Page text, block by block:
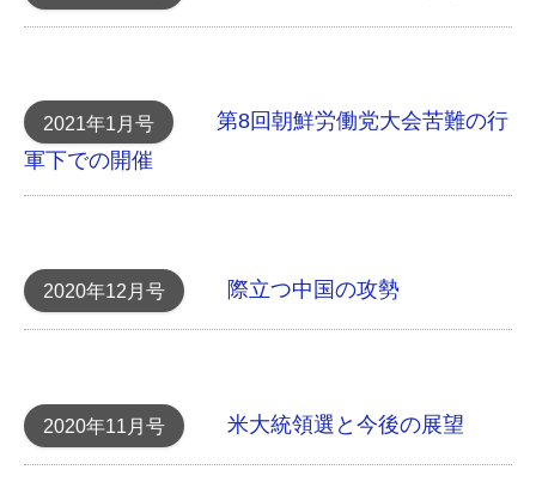
2021年1月号
第8回朝鮮労働党大会 苦難の行
軍下での開催
2020年12月号 際立つ中国の攻勢
2020年11月号 米大統領選と今後の展望